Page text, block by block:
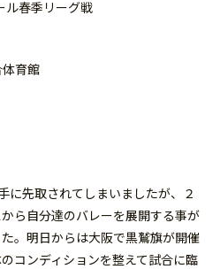
ル春季リーグ戦
育館
に先取されてしまいましたが、２
ら自分達のバレーを展開する事が
。明日からは大阪で黒鷲旗が開催
コンディションを整えて試合に臨